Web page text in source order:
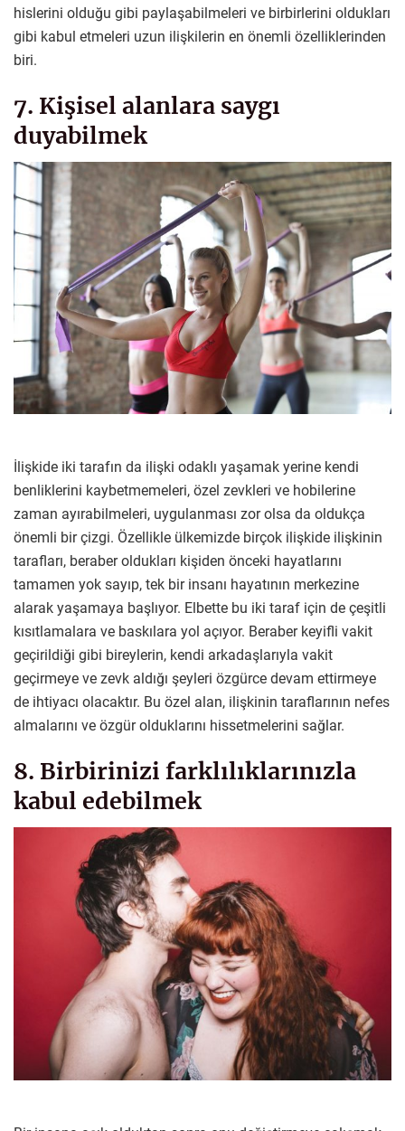
hislerini olduğu gibi paylaşabilmeleri ve birbirlerini oldukları
gibi kabul etmeleri uzun ilişkilerin en önemli özelliklerinden
biri.
7. Kişisel alanlara saygı
duyabilmek
İlişkide iki tarafın da ilişki odaklı yaşamak yerine kendi
benliklerini kaybetmemeleri, özel zevkleri ve hobilerine
zaman ayırabilmeleri, uygulanması zor olsa da oldukça
önemli bir çizgi. Özellikle ülkemizde birçok ilişkide ilişkinin
tarafları, beraber oldukları kişiden önceki hayatlarını
tamamen yok sayıp, tek bir insanı hayatının merkezine
alarak yaşamaya başlıyor. Elbette bu iki taraf için de çeşitli
kısıtlamalara ve baskılara yol açıyor. Beraber keyifli vakit
geçirildiği gibi bireylerin, kendi arkadaşlarıyla vakit
geçirmeye ve zevk aldığı şeyleri özgürce devam ettirmeye
de ihtiyacı olacaktır. Bu özel alan, ilişkinin taraflarının nefes
almalarını ve özgür olduklarını hissetmelerini sağlar.
8. Birbirinizi farklılıklarınızla
kabul edebilmek